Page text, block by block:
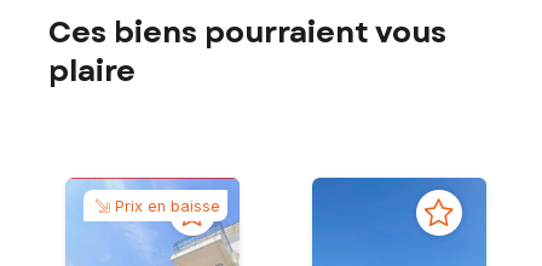
Ces biens pourraient vous
plaire
Prix en baisse